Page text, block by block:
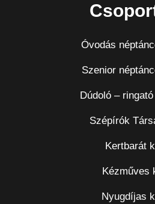
Óvodás
Szenior
Dúdoló –
Szépírók
Kertbarát
Kézműves
Nyugdíjas